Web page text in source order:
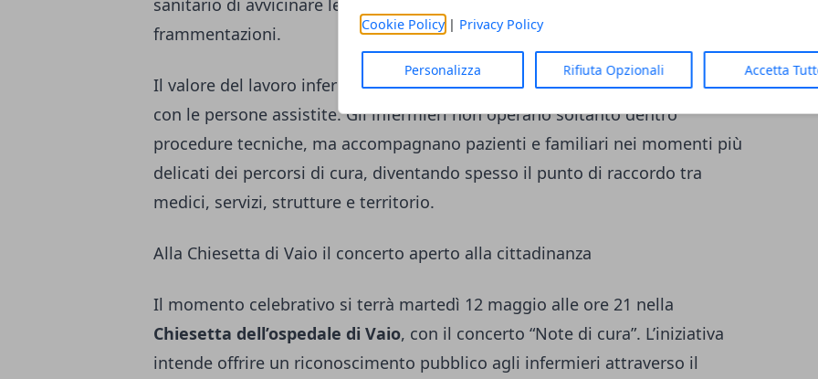
Cookie Policy| Privacy Policy
Personalizza Rifiuta Opzionali Accetta
sanitario di avvicinare le cure ai cittadini, riducendo distanze e
frammentazioni.
Il valore del lavoro infermieristico emerge anche nella relazione quotidiana
con le persone assistite. Gli infermieri non operano soltanto dentro
procedure tecniche, ma accompagnano pazienti e familiari nei momenti più
delicati dei percorsi di cura, diventando spesso il punto di raccordo tra
medici, servizi, strutture e territorio.
Alla Chiesetta di Vaio il concerto aperto alla cittadinanza
Il momento celebrativo si terrà martedì 12 maggio alle ore 21 nella
Chiesetta dell’ospedale di Vaio, con il concerto “Note di cura”. L’iniziativa
intende offrire un riconoscimento pubblico agli infermieri attraverso il